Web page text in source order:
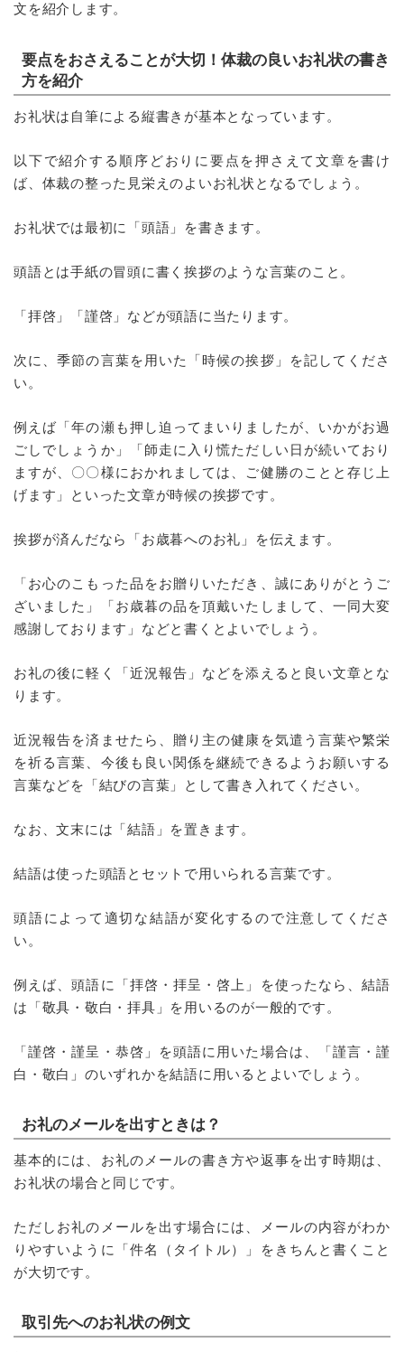
文を紹介します。
要点をおさえることが大切！体裁の良いお礼状の書き
方を紹介
お礼状は自筆による縦書きが基本となっています。
以下で紹介する順序どおりに要点を押さえて文章を書け
ば、体裁の整った見栄えのよいお礼状となるでしょう。
お礼状では最初に「頭語」を書きます。
頭語とは手紙の冒頭に書く挨拶のような言葉のこと。
「拝啓」「謹啓」などが頭語に当たります。
次に、季節の言葉を用いた「時候の挨拶」を記してくださ
い。
例えば「年の瀬も押し迫ってまいりましたが、いかがお過
ごしでしょうか」「師走に入り慌ただしい日が続いており
ますが、〇〇様におかれましては、ご健勝のことと存じ上
げます」といった文章が時候の挨拶です。
挨拶が済んだなら「お歳暮へのお礼」を伝えます。
「お心のこもった品をお贈りいただき、誠にありがとうご
ざいました」「お歳暮の品を頂戴いたしまして、一同大変
感謝しております」などと書くとよいでしょう。
お礼の後に軽く「近況報告」などを添えると良い文章とな
ります。
近況報告を済ませたら、贈り主の健康を気遣う言葉や繁栄
を祈る言葉、今後も良い関係を継続できるようお願いする
言葉などを「結びの言葉」として書き入れてください。
なお、文末には「結語」を置きます。
結語は使った頭語とセットで用いられる言葉です。
頭語によって適切な結語が変化するので注意してくださ
い。
例えば、頭語に「拝啓・拝呈・啓上」を使ったなら、結語
は「敬具・敬白・拝具」を用いるのが一般的です。
「謹啓・謹呈・恭啓」を頭語に用いた場合は、「謹言・謹
白・敬白」のいずれかを結語に用いるとよいでしょう。
お礼のメールを出すときは？
基本的には、お礼のメールの書き方や返事を出す時期は、
お礼状の場合と同じです。
ただしお礼のメールを出す場合には、メールの内容がわか
りやすいように「件名（タイトル）」をきちんと書くこと
が大切です。
取引先へのお礼状の例文